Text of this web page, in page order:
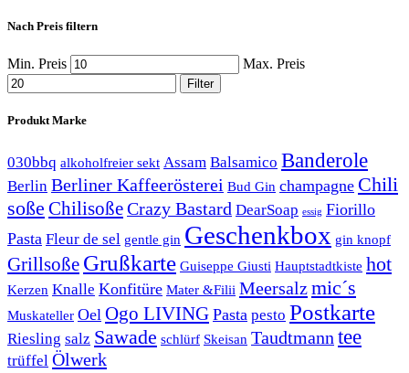
Nach Preis filtern
Min. Preis Max. Preis
Filter
Produkt Marke
030bbq alkoholfreier sekt Assam Balsamico Banderole
Berlin Berliner Kaffeerösterei Bud Gin champagne Chili
soße ChilisoßeCrazy Bastard DearSoap essig Fiorillo
Pasta Fleur de sel gentle gin Geschenkbox gin knopf
Grillsoße Grußkarte Guiseppe Giusti Hauptstadtkiste hot
Kerzen Knalle Konfitüre Mater &Filii Meersalzmic´s
Muskateller Oel Ogo LIVING Pasta pesto Postkarte
Riesling salz Sawade schlürf Skeisan Taudtmann tee
trüffel Ölwerk